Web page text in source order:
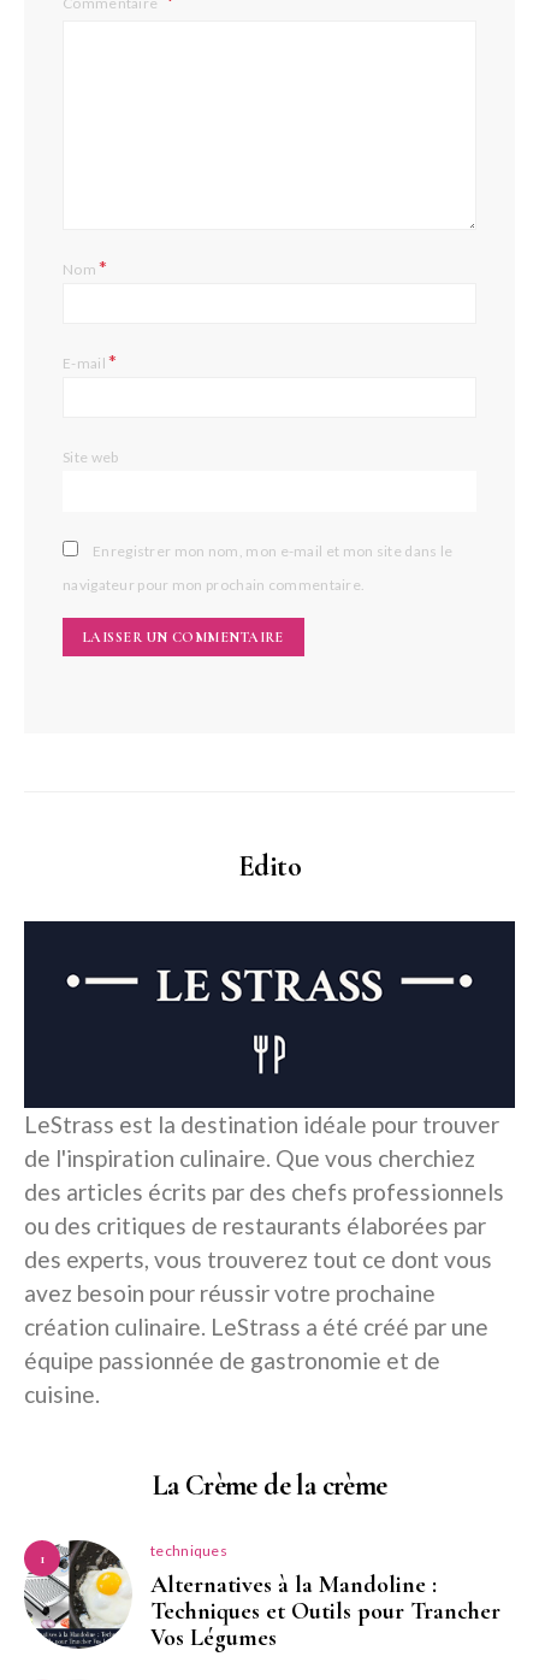
Nom*
E-mail*
Site web
Enregistrer mon nom, mon e-mail et mon site dans le
navigateur pour mon prochain commentaire.
Edito
LeStrass est la destination idéale pour trouver
de l'inspiration culinaire. Que vous cherchiez
des articles écrits par des chefs professionnels
ou des critiques de restaurants élaborées par
des experts, vous trouverez tout ce dont vous
avez besoin pour réussir votre prochaine
création culinaire. LeStrass a été créé par une
équipe passionnée de gastronomie et de
cuisine.
La Crème de la crème
1 techniques
Alternatives à la Mandoline :
Techniques et Outils pour Trancher
Vos Légumes